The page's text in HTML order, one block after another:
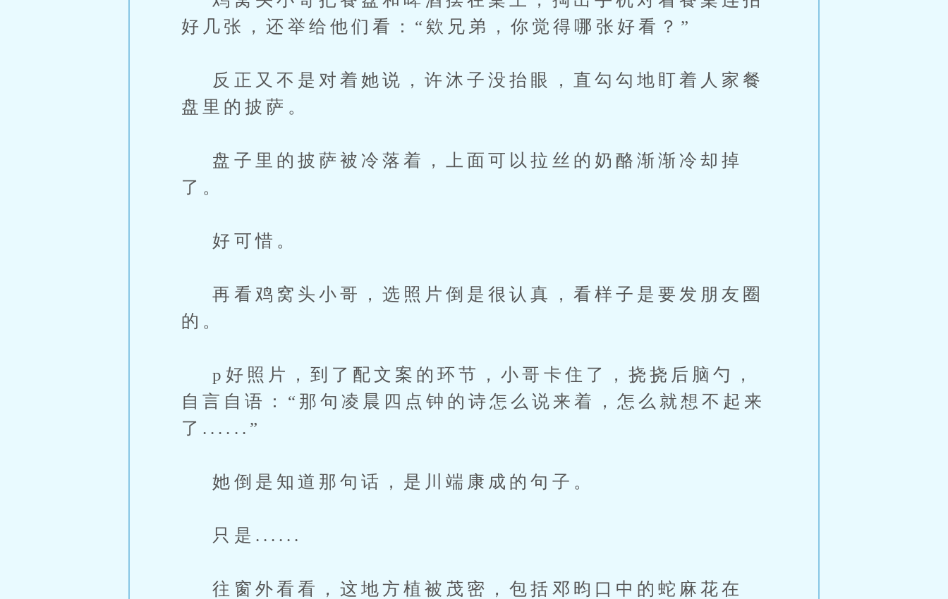
好几张，还举给他们看：“欸兄弟，你觉得哪张好看？”
反正又不是对着她说，许沐子没抬眼，直勾勾地盯着人家餐
盘里的披萨。
盘子里的披萨被冷落着，上面可以拉丝的奶酪渐渐冷却掉
了。
好可惜。
再看鸡窝头小哥，选照片倒是很认真，看样子是要发朋友圈
的。
p好照片，到了配文案的环节，小哥卡住了，挠挠后脑勺，
自言自语：“那句凌晨四点钟的诗怎么说来着，怎么就想不起来
了......”
她倒是知道那句话，是川端康成的句子。
只是......
往窗外看看，这地方植被茂密，包括邓昀口中的蛇麻花在